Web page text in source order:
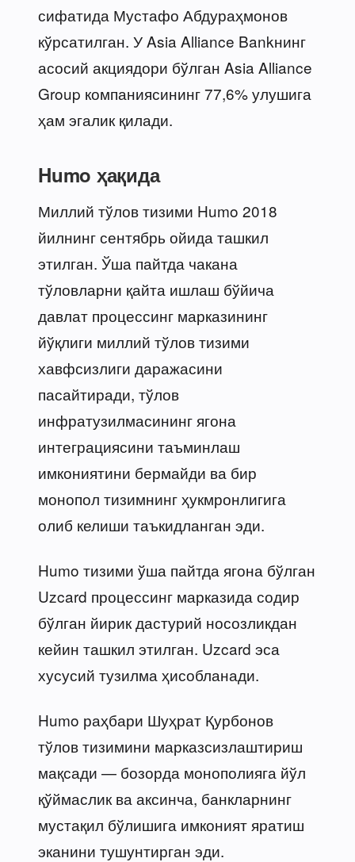
сифатида Мустафо Абдураҳмонов
кўрсатилган. У Asia Alliance Bankнинг
асосий акциядори бўлган Asia Alliance
Group компаниясининг 77,6% улушига
ҳам эгалик қилади.
Humo ҳақида
Миллий тўлов тизими Humo 2018
йилнинг сентябрь ойида ташкил
этилган. Ўша пайтда чакана
тўловларни қайта ишлаш бўйича
давлат процессинг марказининг
йўқлиги миллий тўлов тизими
хавфсизлиги даражасини
пасайтиради, тўлов
инфратузилмасининг ягона
интеграциясини таъминлаш
имкониятини бермайди ва бир
монопол тизимнинг ҳукмронлигига
олиб келиши таъкидланган эди.
Humo тизими ўша пайтда ягона бўлган
Uzcard процессинг марказида содир
бўлган йирик дастурий носозликдан
кейин ташкил этилган. Uzcard эса
хусусий тузилма ҳисобланади.
Humo раҳбари Шуҳрат Қурбонов
тўлов тизимини марказсизлаштириш
мақсади — бозорда монополияга йўл
қўймаслик ва аксинча, банкларнинг
мустақил бўлишига имконият яратиш
эканини тушунтирган эди.